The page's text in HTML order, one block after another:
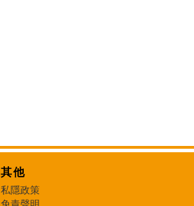
其他
私隱政策